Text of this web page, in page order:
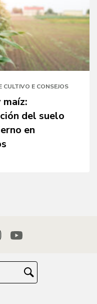
CULTIVO E CONSEJOS
maíz:
del suelo
en